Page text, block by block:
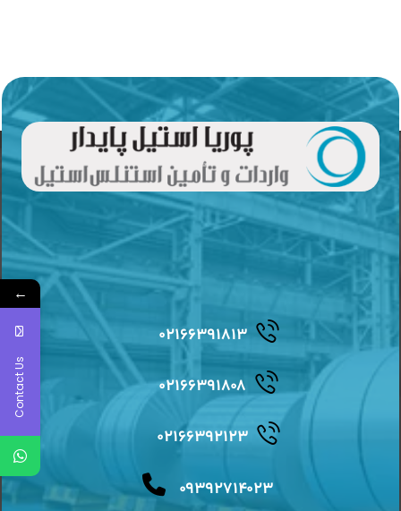
۰۲۱۶۶۳۹۱۸۱۳
۰۲۱۶۶۳۹۱۸۰۸
۰۲۱۶۶۳۹۲۱۲۳
۰۹۳۹۲۷۱۴۰۲۳
←
Contact Us